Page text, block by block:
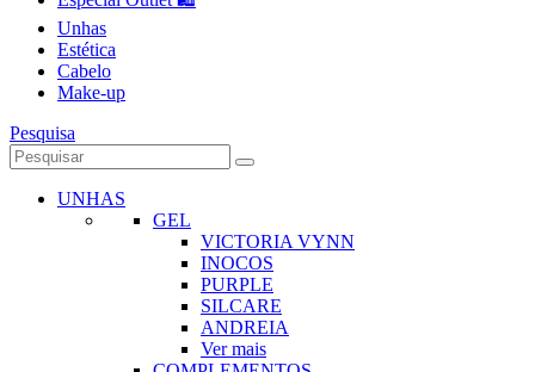
Unhas
Estética
Cabelo
Make-up
Pesquisa
UNHAS
GEL
VICTORIA VYNN
INOCOS
PURPLE
SILCARE
ANDREIA
Ver mais